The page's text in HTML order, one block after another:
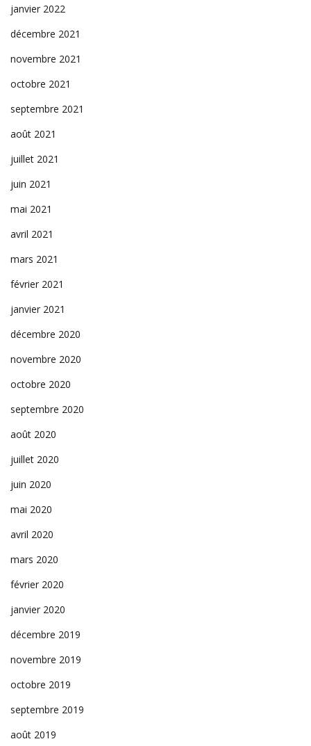
janvier 2022
décembre 2021
novembre 2021
octobre 2021
septembre 2021
août 2021
juillet 2021
juin 2021
mai 2021
avril 2021
mars 2021
février 2021
janvier 2021
décembre 2020
novembre 2020
octobre 2020
septembre 2020
août 2020
juillet 2020
juin 2020
mai 2020
avril 2020
mars 2020
février 2020
janvier 2020
décembre 2019
novembre 2019
octobre 2019
septembre 2019
août 2019